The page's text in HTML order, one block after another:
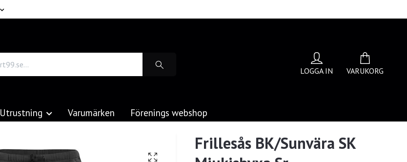
LOGGA IN VARUKORG
Utrustning Varumärken Förenings webshop
Frillesås BK/Sunvära SK